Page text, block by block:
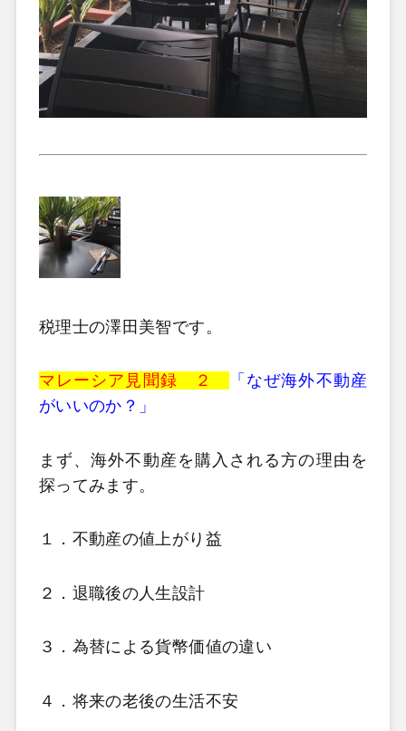
税理士の澤田美智です。
マレーシア見聞録 ２
「なぜ海外不動産
がいいのか？」
まず、海外不動産を購入される方の理由を
探ってみます。
１．不動産の値上がり益
２．退職後の人生設計
３．為替による貨幣価値の違い
４．将来の老後の生活不安